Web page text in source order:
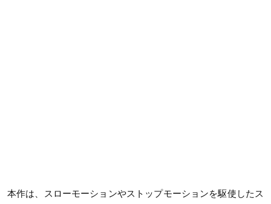
本作は、スローモーションやストップモーションを駆使したス